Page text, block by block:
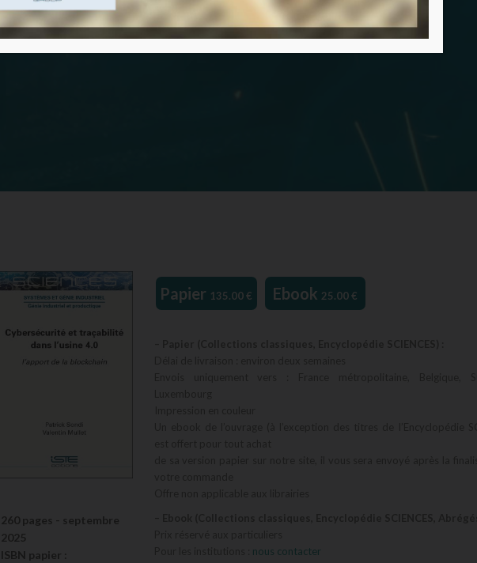
260 pages - septembre
2025
ISBN papier
Papier 135.00€ Ebook 25.00€
nous contacter